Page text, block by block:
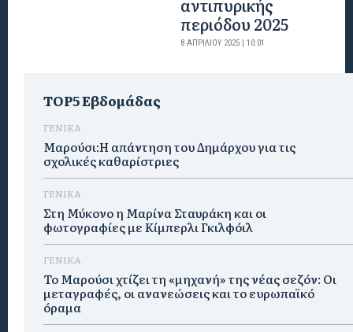
αντιπυρικής
περιόδου 2025
8 ΑΠΡΙΛΊΟΥ 2025 | 10:01
TOP5 Εβδομάδας
ΓΕΝΙΚΑ
Μαρούσι:Η απάντηση του Δημάρχου για τις
σχολικές καθαρίστριες
ΓΕΝΙΚΑ
Στη Μύκονο η Μαρίνα Σταυράκη και οι
φωτογραφίες με Κίμπερλι Γκιλφόιλ
ΓΕΝΙΚΑ
Το Μαρούσι χτίζει τη «μηχανή» της νέας σεζόν: Οι
μεταγραφές, οι ανανεώσεις και το ευρωπαϊκό
όραμα